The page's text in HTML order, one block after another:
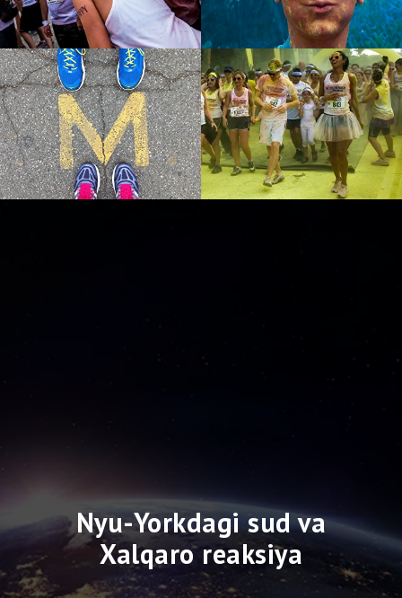
Nyu-Yorkdagi sud va
Xalqaro reaksiya